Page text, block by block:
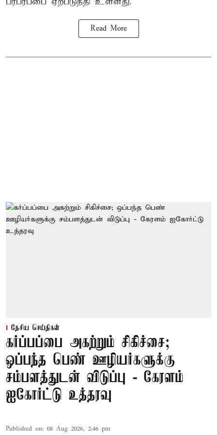
Read More
தேசிய செய்திகள்
கர்ப்பப்பை அகற்றும் சிகிச்சை;
ஒப்பந்த பெண் ஊழியர்களுக்கு
சம்பளத்துடன் விடுப்பு - கேரளம்
ஐகோர்ட்டு உத்தரவு
Published on: 08 Aug 2026, 2:46 pm